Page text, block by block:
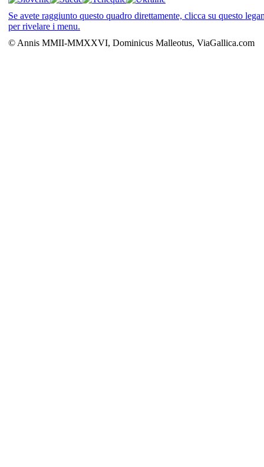
Se avete raggiunto questo quadro direttamente, clicca su questo
per rivelare i menu.
© Annis MMII-MMXXVI, Dominicus Malleotus, ViaGallica.com